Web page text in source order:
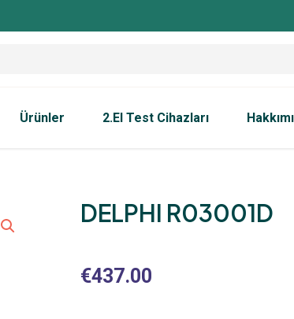
Ürünler 2.El Test Cihazları
DELPHI R03001D
€437.00